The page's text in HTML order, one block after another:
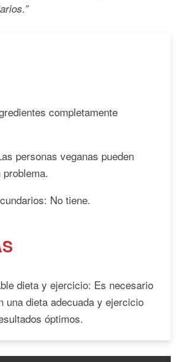
completamente
personas veganas pueden
No tiene.
dieta y ejercicio: Es necesario
una dieta adecuada y ejercicio
óptimos.